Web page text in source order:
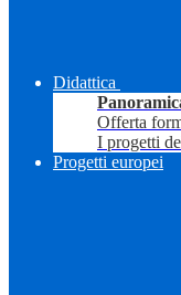
Didattica
Offerta
I progetti
Progetti europei